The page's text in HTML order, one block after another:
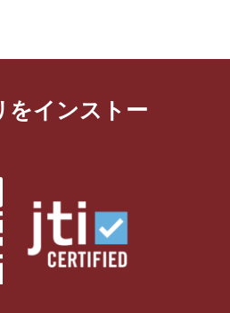
をインストー